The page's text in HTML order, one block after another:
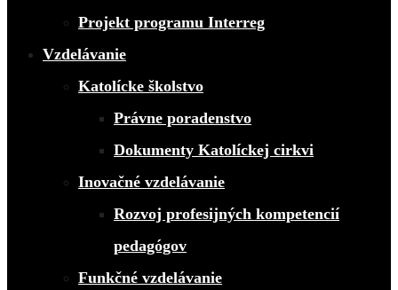
Projekt programu Interreg
Vzdelávanie
Katolícke školstvo
Právne poradenstvo
Dokumenty Katolíckej cirkvi
Inovačné vzdelávanie
Rozvoj profesijných kompetencií
pedagógov
Funkčné vzdelávanie